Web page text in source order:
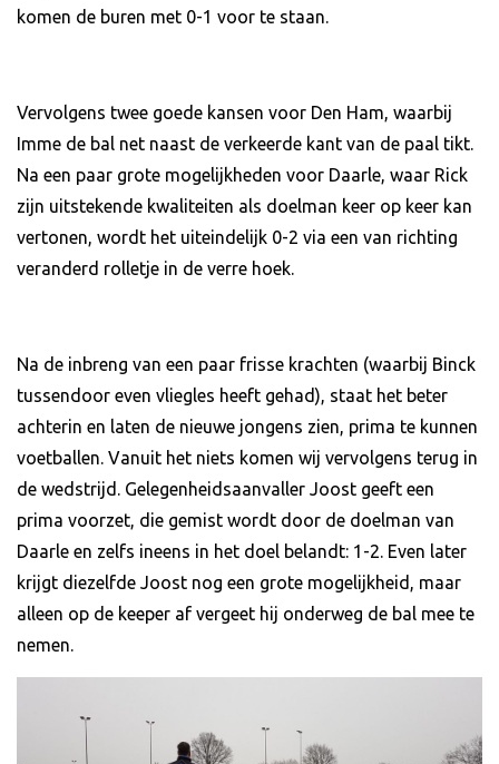
komen de buren met 0-1 voor te staan.
Vervolgens twee goede kansen voor Den Ham, waarbij
Imme de bal net naast de verkeerde kant van de paal tikt.
Na een paar grote mogelijkheden voor Daarle, waar Rick
zijn uitstekende kwaliteiten als doelman keer op keer kan
vertonen, wordt het uiteindelijk 0-2 via een van richting
veranderd rolletje in de verre hoek.
Na de inbreng van een paar frisse krachten (waarbij Binck
tussendoor even vliegles heeft gehad), staat het beter
achterin en laten de nieuwe jongens zien, prima te kunnen
voetballen. Vanuit het niets komen wij vervolgens terug in
de wedstrijd. Gelegenheidsaanvaller Joost geeft een
prima voorzet, die gemist wordt door de doelman van
Daarle en zelfs ineens in het doel belandt: 1-2. Even later
krijgt diezelfde Joost nog een grote mogelijkheid, maar
alleen op de keeper af vergeet hij onderweg de bal mee te
nemen.